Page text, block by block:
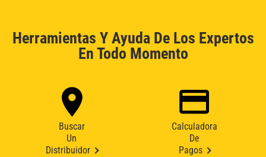
Herramientas Y Ayuda De Los Expertos
En Todo Momento
Buscar
Un
Distribuidor
Calculadora
De
Pagos